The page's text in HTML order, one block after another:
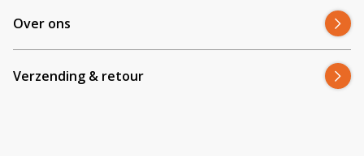
Over ons
Verzending & retour